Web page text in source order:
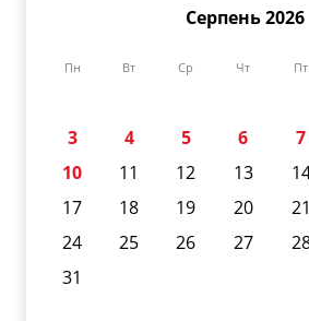
Серпень 2026
Пн Вт Ср Чт Пт
3
4 5 6 7
10
11 12 13
17
18 19 20 21
24
25 26 27
31